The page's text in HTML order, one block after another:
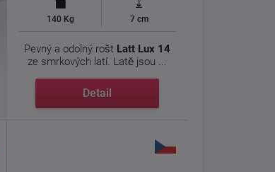
140 Kg 7 cm
Pevný a odolný rošt Latt Lux 14
ze smrkových latí. Latě jsou ...
Detail